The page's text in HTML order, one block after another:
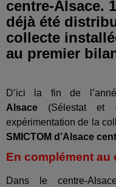
centre-Alsace.
déjà été
collecte
au premier
D’ici la fin de
Alsace (Sélestat et
expérimentation de la
SMICTOM d’Alsace
En complément
Dans le centre-